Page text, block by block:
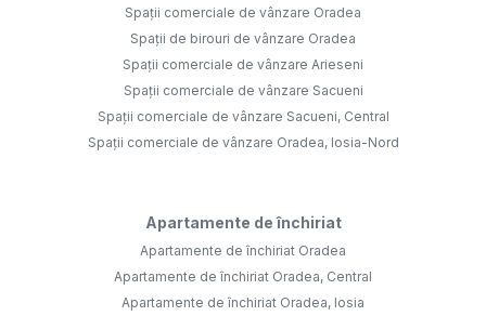
Spații comerciale de vânzare Oradea
Spații de birouri de vânzare Oradea
Spații comerciale de vânzare Arieseni
Spații comerciale de vânzare Sacueni
Spații comerciale de vânzare Sacueni, Central
Spații comerciale de vânzare Oradea, Iosia-Nord
Apartamente de închiriat
Apartamente de închiriat Oradea
Apartamente de închiriat Oradea, Central
Apartamente de închiriat Oradea, Iosia